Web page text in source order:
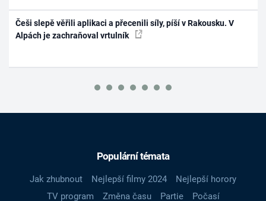
Češi slepě věřili aplikaci a přecenili síly, píší v Rakousku. V
Alpách je zachraňoval vrtulník
Populární témata
Jak zhubnout Nejlepší filmy 2024
Nejlepší horory
TV program
Změna času Partie
Počasí